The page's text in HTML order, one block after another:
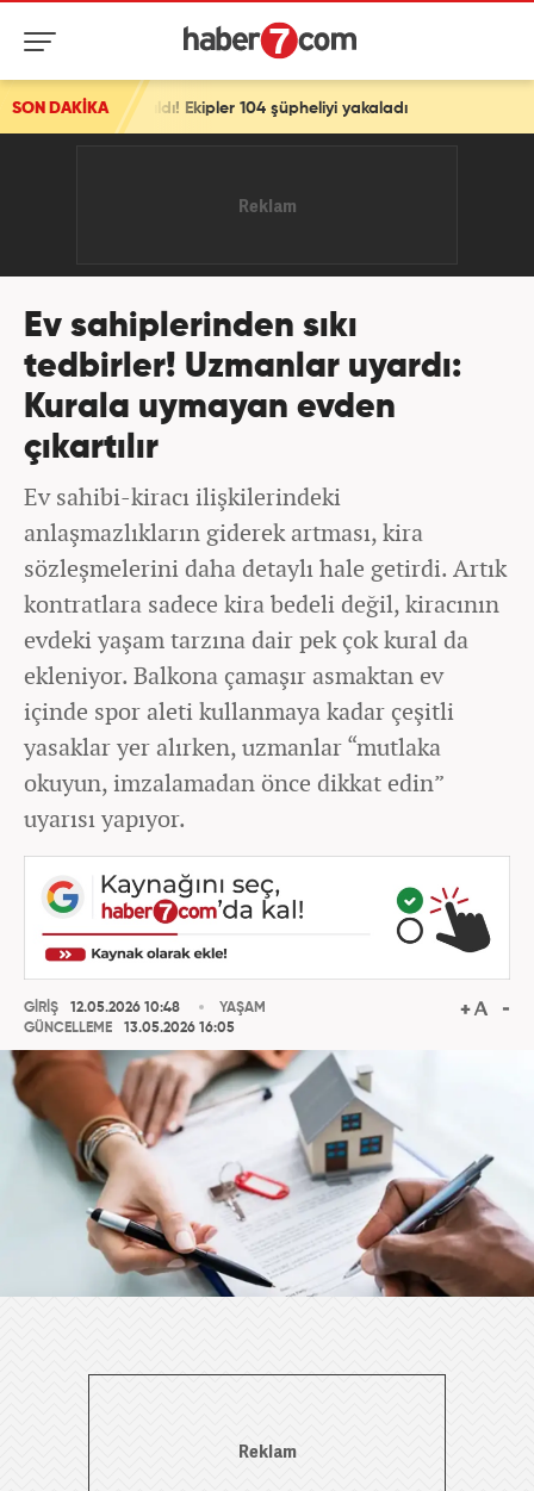
SON DAKİKA
Ekipler 104 şüpheliyi yakaladı
Ev sahiplerinden sıkı
tedbirler! Uzmanlar uyardı:
Kurala uymayan evden
çıkartılır
Ev sahibi-kiracı ilişkilerindeki
anlaşmazlıkların giderek artması, kira
sözleşmelerini daha detaylı hale getirdi. Artık
kontratlara sadece kira bedeli değil, kiracının
evdeki yaşam tarzına dair pek çok kural da
ekleniyor. Balkona çamaşır asmaktan ev
içinde spor aleti kullanmaya kadar çeşitli
yasaklar yer alırken, uzmanlar “mutlaka
okuyun, imzalamadan önce dikkat edin”
uyarısı yapıyor.
GİRİŞ
12.05.2026 10:48
GÜNCELLEME
13.05.2026 16:05
YAŞAM